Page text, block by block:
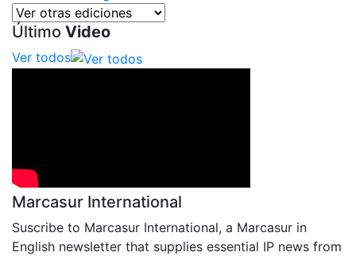
Último Video
Ver todos
Marcasur International
Suscribe to Marcasur International, a Marcasur in
English newsletter that supplies essential IP news from